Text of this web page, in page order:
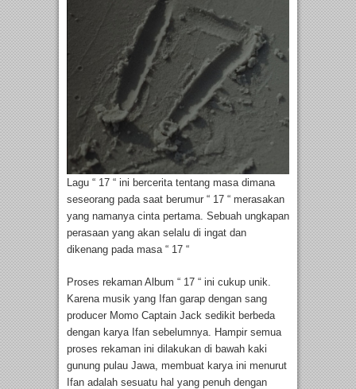
Lagu “ 17 “ ini bercerita tentang masa dimana
seseorang pada saat berumur “ 17 “ merasakan
yang namanya cinta pertama. Sebuah ungkapan
perasaan yang akan selalu di ingat dan
dikenang pada masa “ 17 “
Proses rekaman Album “ 17 “ ini cukup unik.
Karena musik yang Ifan garap dengan sang
producer Momo Captain Jack sedikit berbeda
dengan karya Ifan sebelumnya. Hampir semua
proses rekaman ini dilakukan di bawah kaki
gunung pulau Jawa, membuat karya ini menurut
Ifan adalah sesuatu hal yang penuh dengan